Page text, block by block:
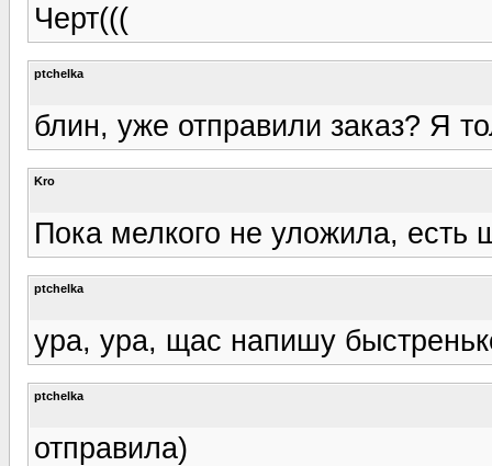
Черт(((
ptchelka
блин, уже отправили заказ? Я
Kro
Пока мелкого не уложила, есть
ptchelka
ура, ура, щас напишу
ptchelka
отправила)